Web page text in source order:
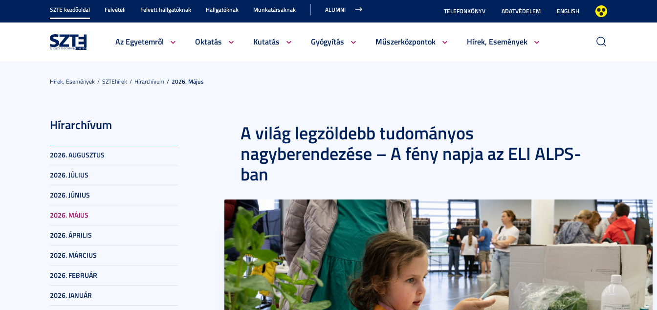
SZTE kezdőoldal Felvételi Felvett hallgatóknak Hallgatóknak Munkatársaknak ALUMNI TELEFONKÖNYV ADATVÉDELEM ENGLISH
Az Egyetemről Oktatás Kutatás Gyógyítás Műszerközpontok Hírek, Események
Hírek, Események SZTEhírek Hírarchívum 2026. Május
Hírarchívum
2026. AUGUSZTUS
2026. JÚLIUS
2026. JÚNIUS
2026. MÁJUS
2026. ÁPRILIS
2026. MÁRCIUS
2026. FEBRUÁR
2026. JANUÁR
A világ legzöldebb tudományos
nagyberendezése – A fény napja az ELI ALPS-
ban